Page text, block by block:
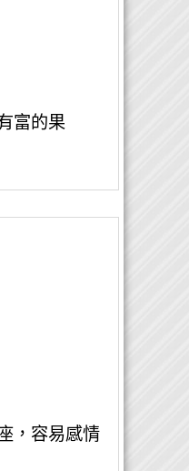
富的果
，容易感情